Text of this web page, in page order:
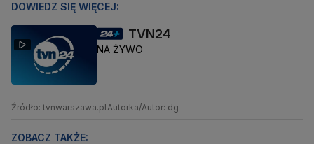
DOWIEDZ SIĘ WIĘCEJ:
TVN24
NA ŻYWO
Źródło: tvnwarszawa.pl Autorka/Autor: dg
ZOBACZ TAKŻE: